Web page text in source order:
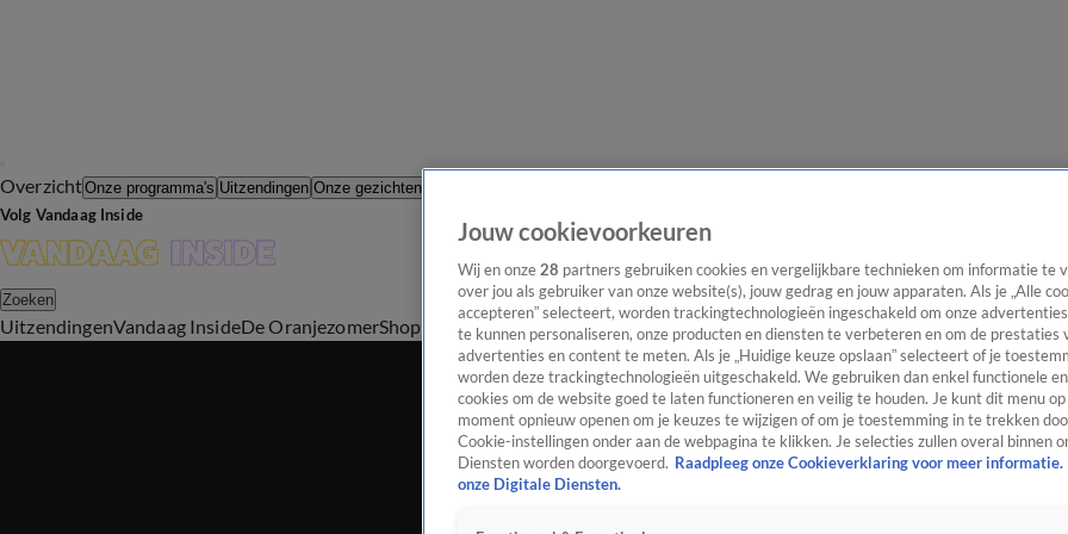
OverzichtOnze programma's Uitzendingen Onze gezichten
Volg Vandaag Inside
Zoeken
UitzendingenVandaag InsideDe OranjezomerShop Uitzending bijwonen
Jouw cookievoorkeuren
Wij en onze 28 partners gebruiken cookies en vergelijkbare technieken om informatie te
over jou als gebruiker van onze website(s), jouw gedrag en jouw apparaten. Als je „Alle
accepteren” selecteert, worden trackingtechnologieën ingeschakeld om onze
te kunnen personaliseren, onze producten en diensten te verbeteren en om de prestaties
advertenties en content te meten. Als je „Huidige keuze opslaan” selecteert of je
worden deze trackingtechnologieën uitgeschakeld. We gebruiken dan enkel functionele
cookies om de website goed te laten functioneren en veilig te houden. Je kunt dit menu
moment opnieuw openen om je keuzes te wijzigen of om je toestemming in te trekken
Cookie-instellingen onder aan de webpagina te klikken. Je selecties zullen overal binnen
Diensten worden doorgevoerd. Raadpleeg onze Cookieverklaring voor meer informatie.
onze Digitale Diensten.